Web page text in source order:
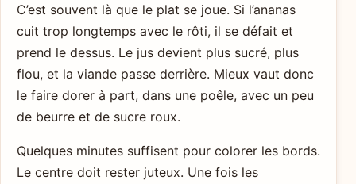
C’est souvent là que le plat se joue. Si l’ananas
cuit trop longtemps avec le rôti, il se défait et
prend le dessus. Le jus devient plus sucré, plus
flou, et la viande passe derrière. Mieux vaut donc
le faire dorer à part, dans une poêle, avec un peu
de beurre et de sucre roux.
Quelques minutes suffisent pour colorer les bords.
Le centre doit rester juteux. Une fois les